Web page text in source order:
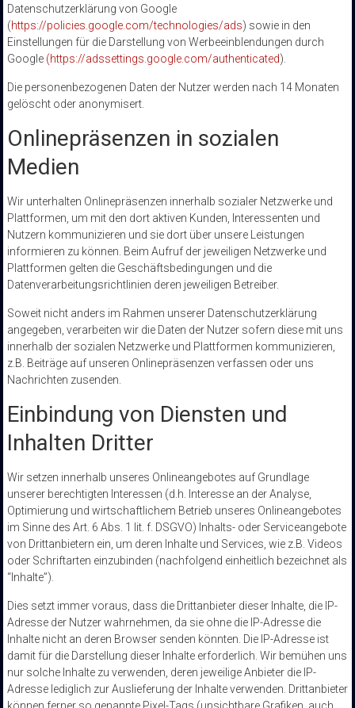
Datenschutzerklärung von Google
(https://policies.google.com/technologies/ads) sowie in den
Einstellungen für die Darstellung von Werbeeinblendungen durch
Google (https://adssettings.google.com/authenticated).
Die personenbezogenen Daten der Nutzer werden nach 14 Monaten
gelöscht oder anonymisert.
Onlinepräsenzen in sozialen
Medien
Wir unterhalten Onlinepräsenzen innerhalb sozialer Netzwerke und
Plattformen, um mit den dort aktiven Kunden, Interessenten und
Nutzern kommunizieren und sie dort über unsere Leistungen
informieren zu können. Beim Aufruf der jeweiligen Netzwerke und
Plattformen gelten die Geschäftsbedingungen und die
Datenverarbeitungsrichtlinien deren jeweiligen Betreiber.
Soweit nicht anders im Rahmen unserer Datenschutzerklärung
angegeben, verarbeiten wir die Daten der Nutzer sofern diese mit uns
innerhalb der sozialen Netzwerke und Plattformen kommunizieren,
z.B. Beiträge auf unseren Onlinepräsenzen verfassen oder uns
Nachrichten zusenden.
Einbindung von Diensten und
Inhalten Dritter
Wir setzen innerhalb unseres Onlineangebotes auf Grundlage
unserer berechtigten Interessen (d.h. Interesse an der Analyse,
Optimierung und wirtschaftlichem Betrieb unseres Onlineangebotes
im Sinne des Art. 6 Abs. 1 lit. f. DSGVO) Inhalts- oder Serviceangebote
von Drittanbietern ein, um deren Inhalte und Services, wie z.B. Videos
oder Schriftarten einzubinden (nachfolgend einheitlich bezeichnet als
“Inhalte”).
Dies setzt immer voraus, dass die Drittanbieter dieser Inhalte, die IP-
Adresse der Nutzer wahrnehmen, da sie ohne die IP-Adresse die
Inhalte nicht an deren Browser senden könnten. Die IP-Adresse ist
damit für die Darstellung dieser Inhalte erforderlich. Wir bemühen uns
nur solche Inhalte zu verwenden, deren jeweilige Anbieter die IP-
Adresse lediglich zur Auslieferung der Inhalte verwenden. Drittanbieter